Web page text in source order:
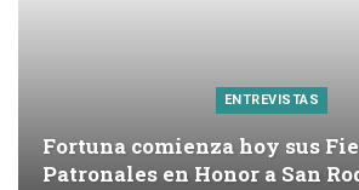
ENTREVISTAS
Fortuna comienza hoy sus
Patronales en Honor a San